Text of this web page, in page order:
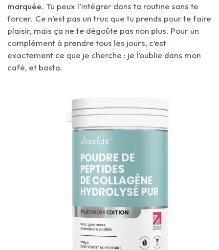
marquée. Tu peux l’intégrer dans ta routine sans te
forcer. Ce n’est pas un truc que tu prends pour te faire
plaisir, mais ça ne te dégoûte pas non plus. Pour un
complément à prendre tous les jours, c’est
exactement ce que je cherche : je l’oublie dans mon
café, et basta.